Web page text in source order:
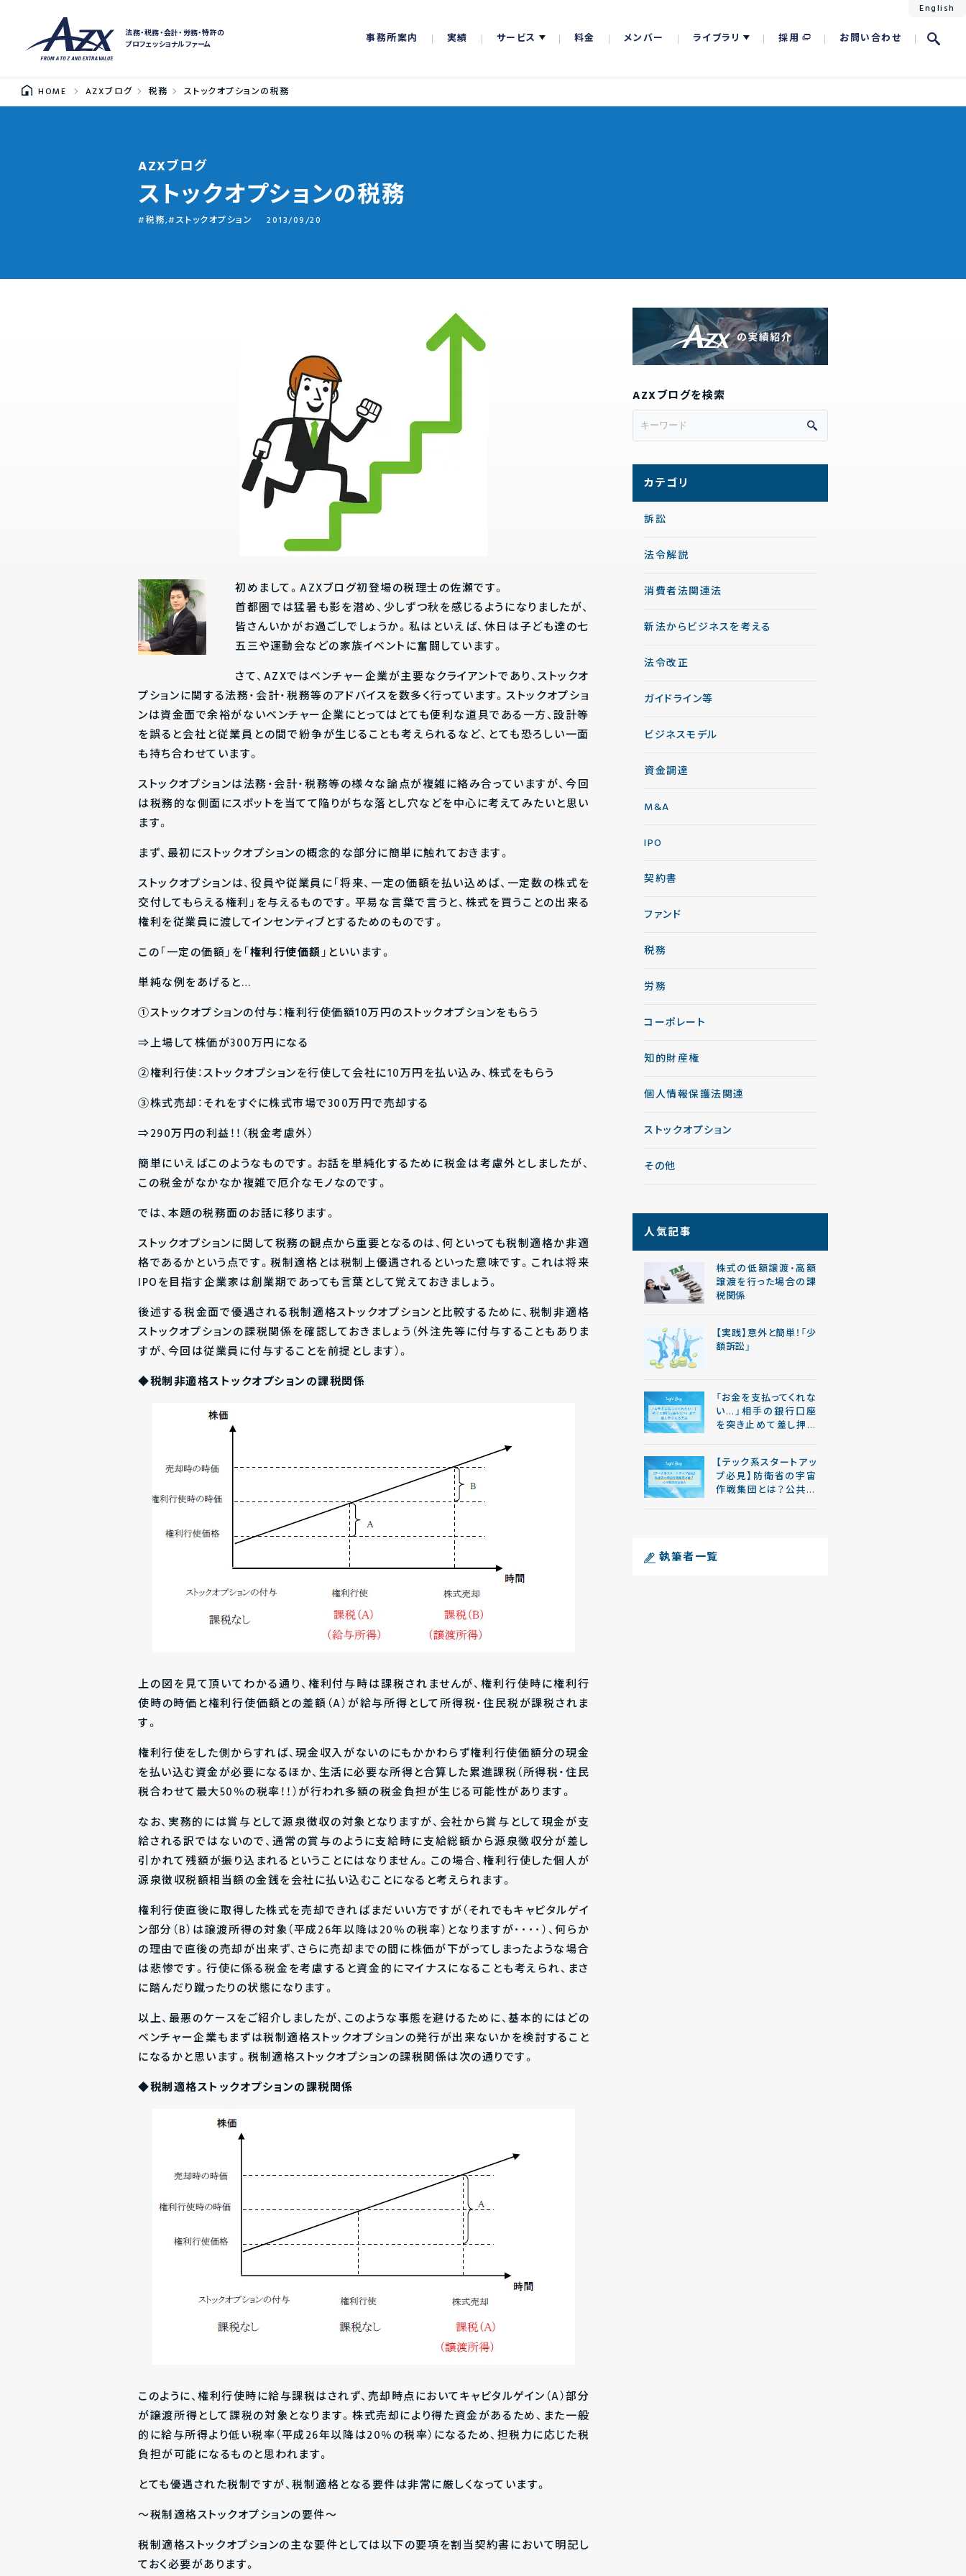
法務・税務・会計・労務・特許の
プロフェッショナルファーム
事務所案内 実績 サービス 料金 メンバー ライブラリ 採用 お問い合わせ
English
HOME AZXブログ 税務 ストックオプションの税務
AZXブログ
ストックオプションの税務
税務, ストックオプション 2013/09/20
初めまして。AZXブログ初登場の税理士の佐瀬です。
首都圏では猛暑も影を潜め、少しずつ秋を感じるようになりましたが、
皆さんいかがお過ごしでしょうか。私はといえば、休日は子ども達の七
五三や運動会などの家族イベントに奮闘しています。
さて、AZXではベンチャー企業が主要なクライアントであり、ストックオ
プションに関する法務・会計・税務等のアドバイスを数多く行っています。ストックオプショ
ンは資金面で余裕がないベンチャー企業にとってはとても便利な道具である一方、設計等
を誤ると会社と従業員との間で紛争が生じることも考えられるなど、とても恐ろしい一面
も持ち合わせています。
ストックオプションは法務・会計・税務等の様々な論点が複雑に絡み合っていますが、今回
は税務的な側面にスポットを当てて陥りがちな落とし穴などを中心に考えてみたいと思い
ます。
まず、最初にストックオプションの概念的な部分に簡単に触れておきます。
ストックオプションは、役員や従業員に「将来、一定の価額を払い込めば、一定数の株式を
交付してもらえる権利」を与えるものです。平易な言葉で言うと、株式を買うことの出来る
権利を従業員に渡してインセンティブとするためのものです。
この「一定の価額」を「権利行使価額」といいます。
単純な例をあげると…
①ストックオプションの付与：権利行使価額10万円のストックオプションをもらう
⇒上場して株価が300万円になる
②権利行使：ストックオプションを行使して会社に10万円を払い込み、株式をもらう
③株式売却：それをすぐに株式市場で300万円で売却する
⇒290万円の利益！！（税金考慮外）
簡単にいえばこのようなものです。お話を単純化するために税金は考慮外としましたが、
この税金がなかなか複雑で厄介なモノなのです。
では、本題の税務面のお話に移ります。
ストックオプションに関して税務の観点から重要となるのは、何といっても税制適格か非適
格であるか という点です。税制適格とは税制上優遇されるといった意味です。これは将来
IPOを目指す企業家は創業期であっても言葉として覚えておきましょう。
後述する税金面で優遇される税制適格ストックオプションと比較するために、税制非適格
ストックオプションの課税関係を確認しておきましょう（外注先等に付与することもありま
すが、今回は従業員に付与することを前提とします）。
◆税制非適格ストックオプションの課税関係
上の図を見て頂いてわかる通り、権利付与時は課税されませんが、権利行使時に権利行
使時の時価と権利行使価額との差額（A）が給与所得として所得税・住民税が課税されま
す。
権利行使をした側からすれば、現金収入がないのにもかかわらず権利行使価額分の現金
を払い込む資金が必要になるほか、 生活に必要な所得と合算した累進課税 （所得税・住民
税合わせて最大50％の税率！！）が行われ多額の税金負担が生じる可能性があります。
なお、実務的には賞与として源泉徴収の対象となりますが、会社から賞与として現金が支
給される訳ではないので、通常の賞与のように支給時に支給総額から源泉徴収分が差し
引かれて残額が振り込まれるということにはなりません。この場合、権利行使した個人が
源泉徴収税額相当額の金銭を会社に払い込むことになると考えられます。
権利行使直後に取得した株式を売却できればまだいい方ですが（それでもキャピタルゲイ
ン部分（B）は譲渡所得の対象（平成26年以降は20％の税率）となりますが････）、何らか
の理由で直後の売却が出来ず、さらに売却までの間に株価が下がってしまったような場合
は悲惨です。行使に係る税金を考慮すると資金的にマイナスになることも考えられ、まさ
に踏んだり蹴ったりの状態になります。
以上、最悪のケースをご紹介しましたが、このような事態を避けるために、基本的にはどの
ベンチャー企業もまずは税制適格ストックオプションの発行が出来ないかを検討すること
になるかと思います。税制適格ストックオプションの課税関係は次の通りです。
◆税制適格ストックオプションの課税関係
このように、権利行使時に給与課税はされず、売却時点においてキャピタルゲイン（A）部分
が譲渡所得として課税の対象となります。 株式売却により得た資金があるため、また一般
的に給与所得より低い税率（平成26年以降は20％の税率）になるため、担税力に応じた税
負担が可能になるものと思われます。
とても優遇された税制ですが、税制適格となる要件は非常に厳しくなっています。
～税制適格ストックオプションの要件～
税制適格ストックオプションの主な要件としては以下の要項を割当契約書において明記し
ておく必要があります。
AZXブログを検索
カテゴリ
訴訟
法令解説
消費者法関連法
新法からビジネスを考える
法令改正
ガイドライン等
ビジネスモデル
資金調達
M&A
IPO
契約書
ファンド
税務
労務
コーポレート
知的財産権
個人情報保護法関連
ストックオプション
その他
人気記事
株式の低額譲渡・高額
譲渡を行った場合の課
税関係
【実践】意外と簡単！「少
額訴訟」
「お金を支払ってくれな
い…」相手の銀行口座
を突き止めて差し押さ
【テック系スタートアッ
プ必見】防衛省の宇宙
作戦集団とは？公共調
執筆者一覧